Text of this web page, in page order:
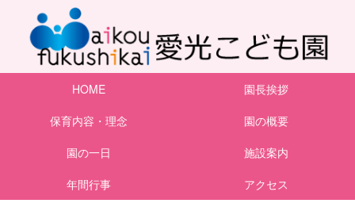
HOME
園長挨拶
保育内容・理念
園の概要
園の一日
施設案内
年間行事
アクセス